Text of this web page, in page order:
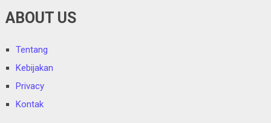
ABOUT US
Tentang
Kebijakan
Privacy
Kontak